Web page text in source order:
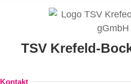
TSV Krefeld-
Kontakt